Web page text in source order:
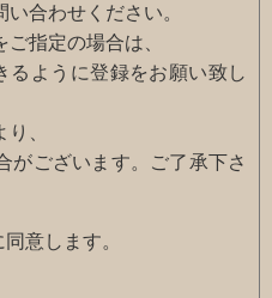
合わせください。
指定の場合は、
るように登録をお願い致し
、
がございます。ご了承下さ
意します。